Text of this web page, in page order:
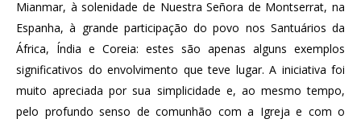
Mianmar, à solenidade de Nuestra Señora de Montserrat, na
Espanha, à grande participação do povo nos Santuários da
África, Índia e Coreia: estes são apenas alguns exemplos
significativos do envolvimento que teve lugar. A iniciativa foi
muito apreciada por sua simplicidade e, ao mesmo tempo,
pelo profundo senso de comunhão com a Igreja e com o